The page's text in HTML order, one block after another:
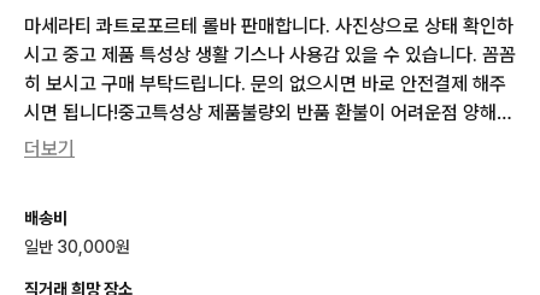
마세라티 콰트로포르테 롤바 판매합니다. 사진상으로 상태 확인하
시고 중고 제품 특성상 생활 기스나 사용감 있을 수 있습니다. 꼼꼼
히 보시고 구매 부탁드립니다. 문의 없으시면 바로 안전결제 해주
시면 됩니다!중고특성상 제품불량외 반품 환불이 어려운점 양해
부탁드립니다 감사합니다
더보기
배송비
일반 30,000원
직거래 희망 장소